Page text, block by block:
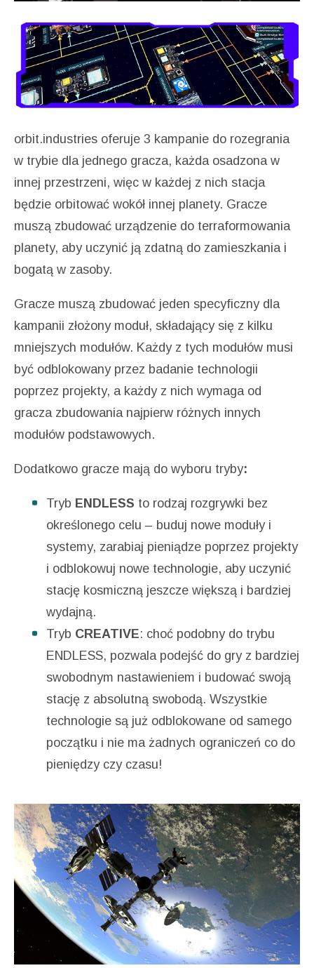
orbit.industries oferuje 3 kampanie do rozegrania
w trybie dla jednego gracza, każda osadzona w
innej przestrzeni, więc w każdej z nich stacja
będzie orbitować wokół innej planety. Gracze
muszą zbudować urządzenie do terraformowania
planety, aby uczynić ją zdatną do zamieszkania i
bogatą w zasoby.
Gracze muszą zbudować jeden specyficzny dla
kampanii złożony moduł, składający się z kilku
mniejszych modułów. Każdy z tych modułów musi
być odblokowany przez badanie technologii
poprzez projekty, a każdy z nich wymaga od
gracza zbudowania najpierw różnych innych
modułów podstawowych.
Dodatkowo gracze mają do wyboru tryby:
Tryb ENDLESS to rodzaj rozgrywki bez
określonego celu – buduj nowe moduły i
systemy, zarabiaj pieniądze poprzez projekty
i odblokowuj nowe technologie, aby uczynić
stację kosmiczną jeszcze większą i bardziej
wydajną.
Tryb CREATIVE: choć podobny do trybu
ENDLESS, pozwala podejść do gry z bardziej
swobodnym nastawieniem i budować swoją
stację z absolutną swobodą. Wszystkie
technologie są już odblokowane od samego
początku i nie ma żadnych ograniczeń co do
pieniędzy czy czasu!